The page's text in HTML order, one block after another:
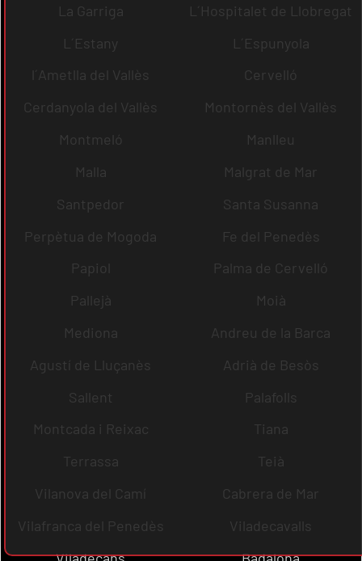
La Garriga
L´Hospitalet de Llobregat
L´Estany
L´Espunyola
l´Ametlla del Vallès
Cervelló
Cerdanyola del Vallès
Montornès del Vallès
Montmeló
Manlleu
Malla
Malgrat de Mar
Santpedor
Santa Susanna
Perpètua de Mogoda
Fe del Penedès
Papiol
Palma de Cervelló
Pallejà
Moià
Mediona
Andreu de la Barca
Agustí de Lluçanès
Adrià de Besòs
Sallent
Palafolls
Montcada i Reixac
Tiana
Terrassa
Teià
Vilanova del Camí
Cabrera de Mar
Vilafranca del Penedès
Viladecavalls